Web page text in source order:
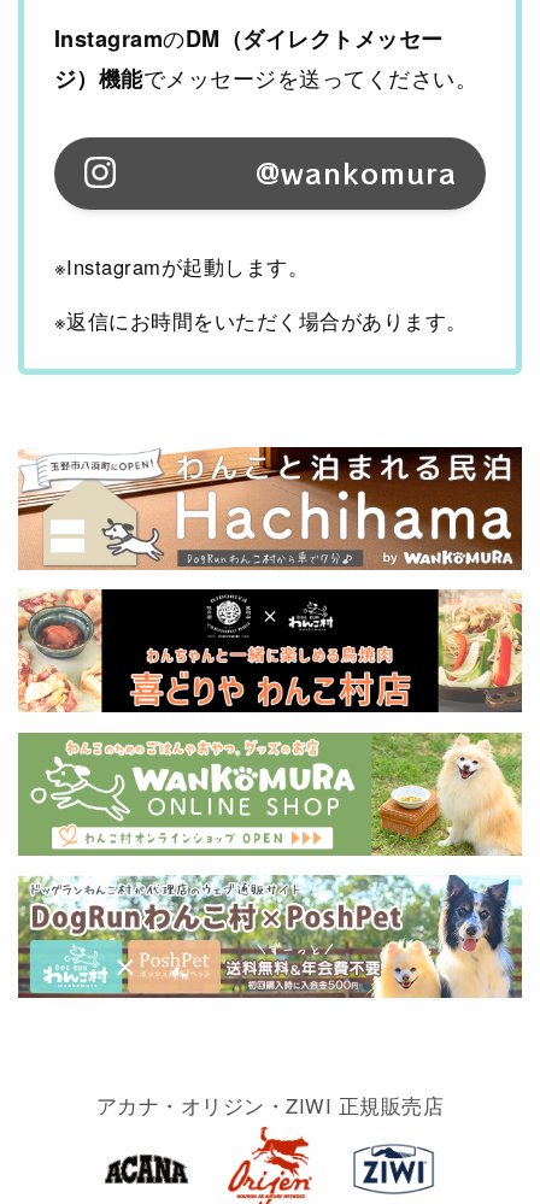
InstagramのDM（ダイレクトメッセー
ジ）機能でメッセージを送ってください。
@wankomura
※Instagramが起動します。
※返信にお時間をいただく場合があります。
アカナ・オリジン・ZIWI 正規販売店